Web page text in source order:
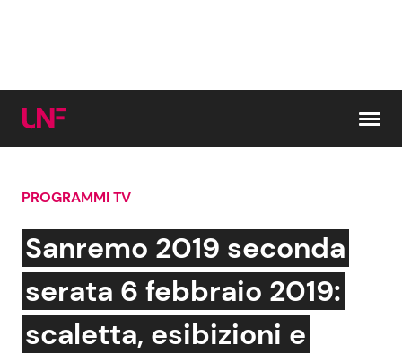
Cerca:
News e Cronaca
Attualità Italiana
Gossip e TV
Bellezze VIP
PROGRAMMI TV
Sanremo 2019 seconda
serata 6 febbraio 2019:
scaletta, esibizioni e